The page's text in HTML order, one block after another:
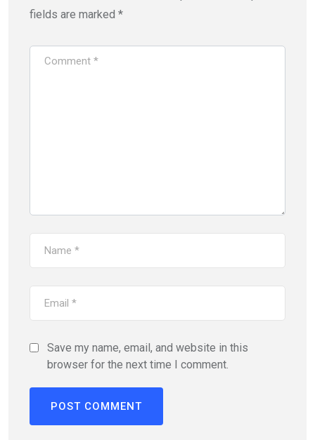
fields are marked *
Save my name, email, and website in this
browser for the next time I comment.